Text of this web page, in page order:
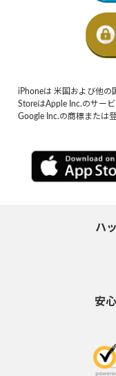
iPhoneは 米国および他の
StoreはApple Inc.のサー
Google Inc.の商標または
ハ
安